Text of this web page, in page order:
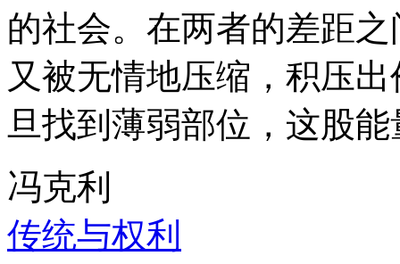
的社会。在两者的差距
又被无情地压缩，积压
旦找到薄弱部位，这股
冯克利
传统与权利